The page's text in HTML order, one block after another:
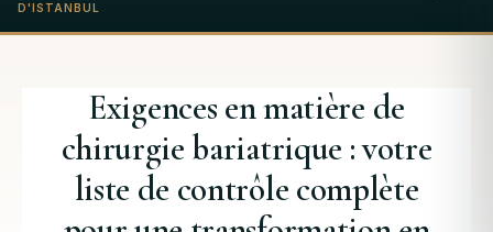
D'ISTANBUL
Exigences en matière de
chirurgie bariatrique : votre
liste de contrôle complète